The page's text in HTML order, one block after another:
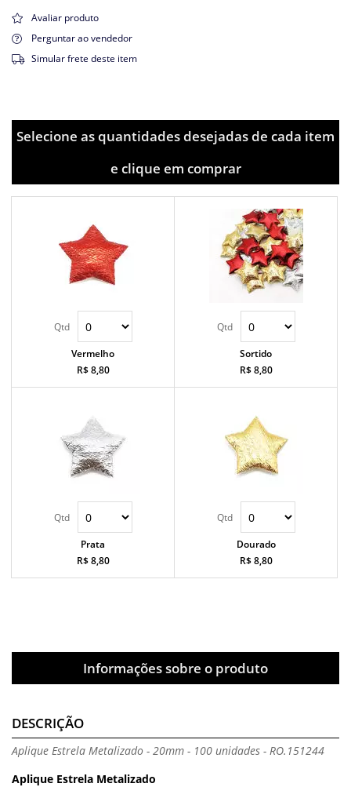
Avaliar produto
Perguntar ao vendedor
Simular frete deste item
Selecione as quantidades desejadas de cada item
e clique em comprar
Vermelho
R$ 8,80
Sortido
R$ 8,80
Prata
R$ 8,80
Dourado
R$ 8,80
Informações sobre o produto
DESCRIÇÃO
Aplique Estrela Metalizado - 20mm - 100 unidades - RO.151244
Aplique Estrela Metalizado